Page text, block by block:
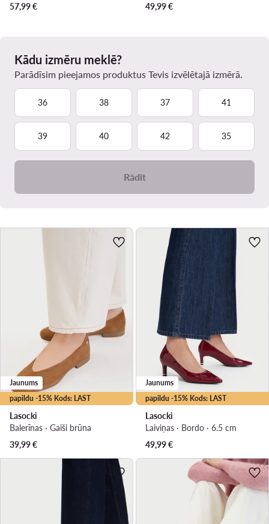
57,99€
49,99€
Kādu izmēru meklē?
Parādīsim pieejamos produktus Tevis izvēlētajā izmērā.
36 38 37 41
39 40 42 35
Rādīt
papildu -15% Kods: LAST
Jaunums
Lasocki
Balerīnas · Gaiši brūna
39,99€
papildu -15% Kods: LAST
Jaunums
Lasocki
Laiviņas · Bordo · 6.5 cm
49,99€